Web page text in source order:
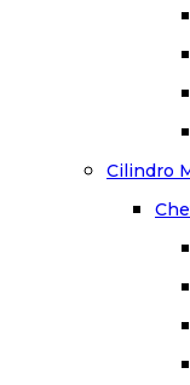
Cilindro